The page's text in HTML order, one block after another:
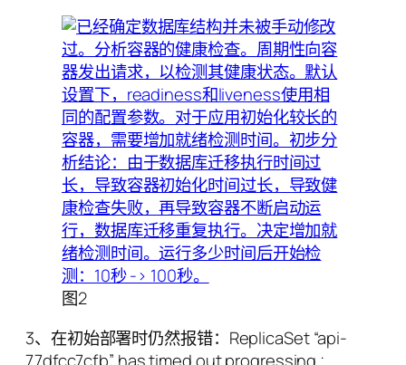
图2
3、在初始部署时仍然报错：ReplicaSet “api-
77dfcc7cfb” has timed out progressing.;